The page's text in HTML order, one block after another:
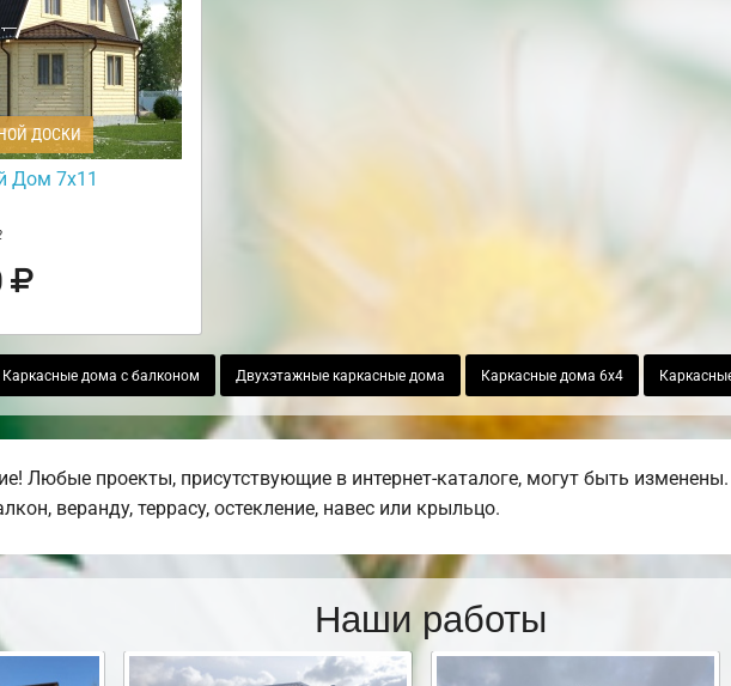
ДОСКИ
Дом 7х11
Каркасные дома с балконом Двухэтажные каркасные дома Каркасные дома 6х4
Любые проекты, присутствующие в интернет-каталоге, могут быть
веранду, террасу, остекление, навес или крыльцо.
Наши работы